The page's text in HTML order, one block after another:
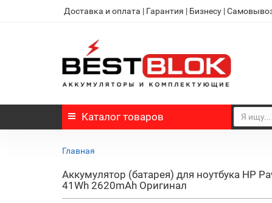
Доставка и оплата | Гарантия | Бизнесу |
Каталог товаров
Главная
Аккумулятор (батарея) для ноутбука HP
41Wh 2620mAh Оригинал